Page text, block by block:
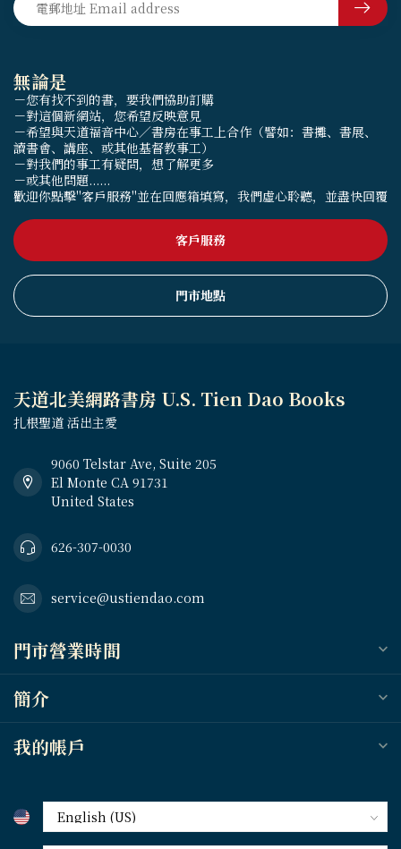
無論是
－您有找不到的書，要我們協助訂購
－對這個新網站，您希望反映意見
－希望與天道福音中心／書房在事工上合作（譬如：書攤、書展、
讀書會、講座、或其他基督教事工）
－對我們的事工有疑問，想了解更多
－或其他問題......
歡迎你點擊"客戶服務"並在回應箱填寫，我們虛心聆聽，並盡快回覆
客戶服務
門市地點
天道北美網路書房 U.S. Tien Dao Books
扎根聖道 活出主愛
9060 Telstar Ave, Suite 205
El Monte CA 91731
United States
626-307-0030
service@ustiendao.com
門市營業時間
簡介
我的帳戶